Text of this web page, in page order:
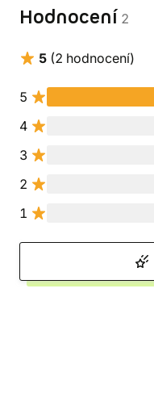
Hodnocení 2
5 (2 hodnocení)
5
4
3
2
1